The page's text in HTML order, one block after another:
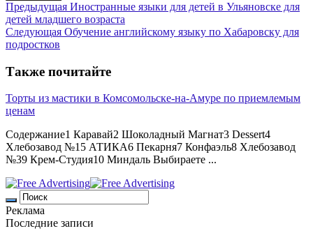
Предыдущая Иностранные языки для детей в Ульяновске для
детей младшего возраста
Следующая Обучение английскому языку по Хабаровску для
подростков
Также почитайте
Торты из мастики в Комсомольске-на-Амуре по приемлемым
ценам
Содержание1 Каравай2 Шоколадный Магнат3 Dessert4
Хлебозавод №15 АТИКА6 Пекарня7 Конфаэль8 Хлебозавод
№39 Крем-Студия10 Миндаль Выбираете ...
Реклама
Последние записи